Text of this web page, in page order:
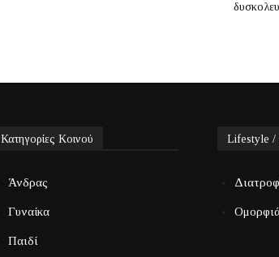
Κατηγορίες Κοινού
Άνδρας
Γυναίκα
Παιδί
Lifestyle /